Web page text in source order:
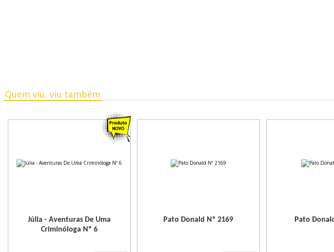
Quem viu, viu também
Júlia - Aventuras De Uma
Criminóloga Nº 6
Pato Donald Nº 2169 Pato